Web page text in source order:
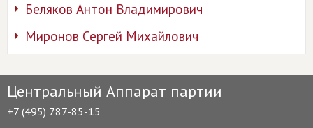
Беляков Антон Владимирович
Миронов Сергей Михайлович
Центральный Аппарат партии
+7 (495) 787-85-15